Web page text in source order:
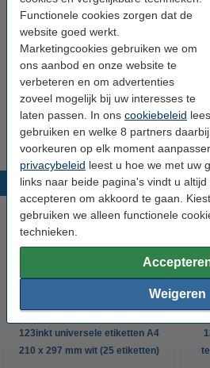
Functionele cookies zorgen dat de
website goed werkt.
Marketingcookies gebruiken we om
ons aanbod en onze website te
verbeteren en om advertenties
zoveel mogelijk bij uw interesses te
laten passen. In ons cookiebeleid
gebruiken en welke 8 partners
voorkeuren op elk moment
privacybeleid leest u hoe we met uw
links naar beide pagina's vindt u
accepteren om akkoord te gaan.
gebruiken we alleen functionele
technieken.
Weigeren
Geluidsstandaard:
Accu / batterij: 10 uur
Ons artikelnr: 828932
Extra info: uw oude
Populaire
123inkt universele etiketten A4
210 x 297 mm wit (25 etiketten)